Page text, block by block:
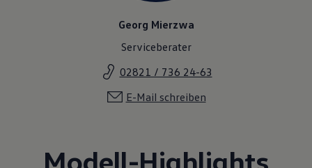
Georg Mierzwa
Serviceberater
02821 / 736 24-63
E-Mail schreiben
Modell-Highlights